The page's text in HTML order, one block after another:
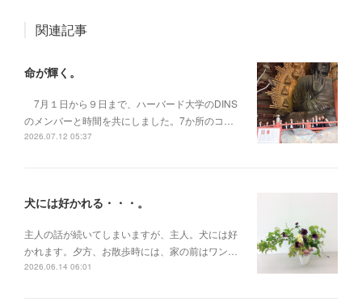
関連記事
命が輝く。
7月１日から９日まで、ハーバード大学のDINS
のメンバーと時間を共にしました。7か所のコ…
2026.07.12 05:37
犬には好かれる・・・。
主人の話が続いてしまいますが、主人。犬には好
かれます。夕方、お散歩時には、家の前はワン…
2026.06.14 06:01